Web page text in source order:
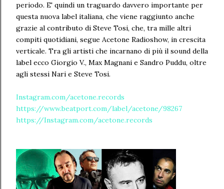
periodo. E' quindi un traguardo davvero importante per
questa nuova label italiana, che viene raggiunto anche
grazie al contributo di Steve Tosi, che, tra mille altri
compiti quotidiani, segue Acetone Radioshow, in crescita
verticale. Tra gli artisti che incarnano di più il sound della
label ecco Giorgio V., Max Magnani e Sandro Puddu, oltre
agli stessi Nari e Steve Tosi.
Instagram.com/acetone.records
https://www.beatport.com/label/acetone/98267
https://Instagram.com/acetone.records